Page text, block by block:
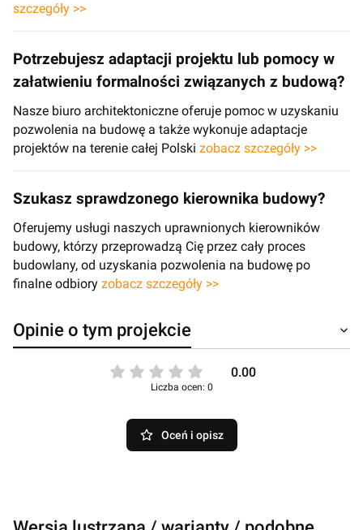
szczegóły >>
Potrzebujesz adaptacji projektu lub pomocy w
załatwieniu formalności związanych z budową?
Nasze biuro architektoniczne oferuje pomoc w uzyskaniu
pozwolenia na budowę a także wykonuje adaptacje
projektów na terenie całej Polski zobacz szczegóły >>
Szukasz sprawdzonego kierownika budowy?
Oferujemy usługi naszych uprawnionych kierowników
budowy, którzy przeprowadzą Cię przez cały proces
budowlany, od uzyskania pozwolenia na budowę po
finalne odbiory zobacz szczegóły >>
Opinie o tym projekcie
0.00
Liczba ocen: 0
Oceń i opisz